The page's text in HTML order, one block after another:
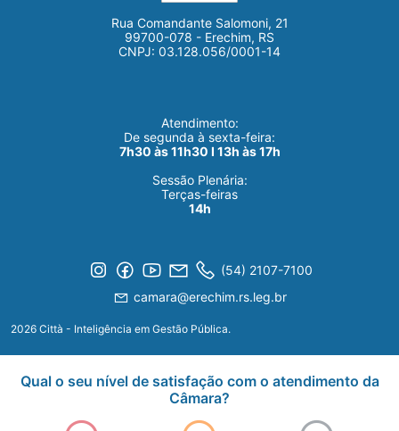
Rua Comandante Salomoni, 21
99700-078 - Erechim, RS
CNPJ: 03.128.056/0001-14
Atendimento:
De segunda à sexta-feira:
7h30 às 11h30 I 13h às 17h
Sessão Plenária:
Terças-feiras
14h
(54) 2107-7100
camara@erechim.rs.leg.br
2026 Città - Inteligência em Gestão Pública.
Qual o seu nível de satisfação com o atendimento da
Câmara?